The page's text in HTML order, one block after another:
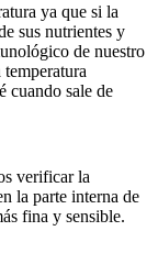
ya que si la
sus nutrientes y
de nuestro
cuando sale de
verificar la
la parte interna de
fina y sensible.